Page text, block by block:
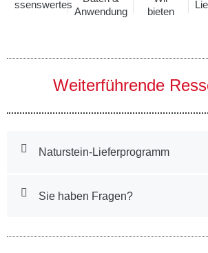
Wissenswertes
Anwendung
bieten
Weiterführende
Naturstein-Lieferprogramm
Sie haben Fragen?